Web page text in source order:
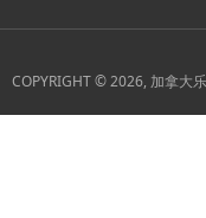
COPYRIGHT © 2026, 加拿大